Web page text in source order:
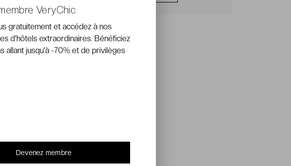
du
dans la
pourtant
rues où
un séjour
VeryChic
gratuitement et accédez à nos
d'hôtels extraordinaires. Bénéficiez
allant jusqu'à -70% et de privilèges
Devenez membre